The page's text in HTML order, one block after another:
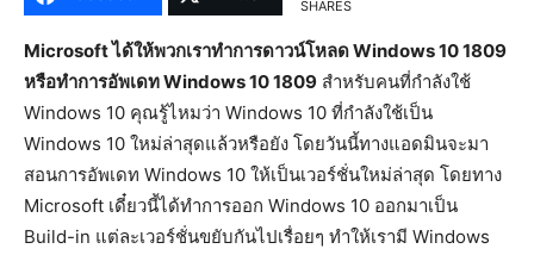
SHARES
Microsoft ได้ให้พวกเราทำการดาวน์โหลด Windows 10 1809
หรือทำการอัพเดท Windows 10 1809 สำหรับคนที่กำลังใช้
Windows 10 คุณรู้ไหมว่า Windows 10 ที่กำลังใช้เป็น
Windows 10 ใหม่ล่าสุดแล้วหรือยัง โดยวันนี้ทางแอดมินจะมา
สอนการอัพเดท Windows 10 ให้เป็นเวอร์ชั่นใหม่ล่าสุด โดยทาง
Microsoft เดี๋ยวนี้ได้ทำการออก Windows 10 ออกมาเป็น
Build-in แต่ละเวอร์ชั่นขยับกันไปเรื่อยๆ ทำให้เรามี Windows